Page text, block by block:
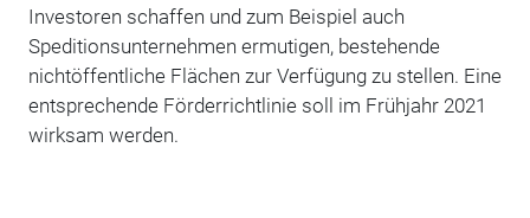
Investoren schaffen und zum Beispiel auch
Speditionsunternehmen ermutigen, bestehende
nichtöffentliche Flächen zur Verfügung zu stellen. Eine
entsprechende Förderrichtlinie soll im Frühjahr 2021
wirksam werden.